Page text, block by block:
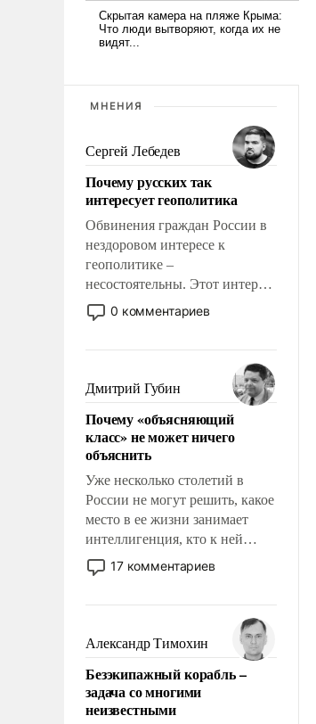
МНЕНИЯ
Сергей Лебедев
Почему русских так
интересует геополитика
Обвинения граждан России в
нездоровом интересе к
геополитике –
несостоятельны. Этот интерес
рационален и прагматичен. Он
обусловлен тысячелетним
фундаментальным знанием,
что мировая политика имеет
свойство заявляться на порог
нашего дома.
0 комментариев
Дмитрий Губин
Почему «объясняющий
класс» не может ничего
объяснить
Уже несколько столетий в
России не могут решить, какое
место в ее жизни занимает
интеллигенция, кто к ней
принадлежит, а кого из нее
исключили с правом
чем она отличается от просто
образованных людей. Иногда
казалось, что эти вопросы
решены раз и навсегда, но –
нет, не решены.
17 комментариев
Александр Тимохин
Безэкипажный корабль –
задача со многими
неизвестными